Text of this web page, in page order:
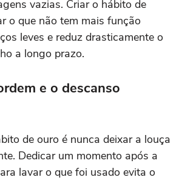
vazias. Criar o hábito de
o que não tem mais função
leves e reduz drasticamente o
a longo prazo.
e o descanso
de ouro é nunca deixar a louça
Dedicar um momento após a
lavar o que foi usado evita o